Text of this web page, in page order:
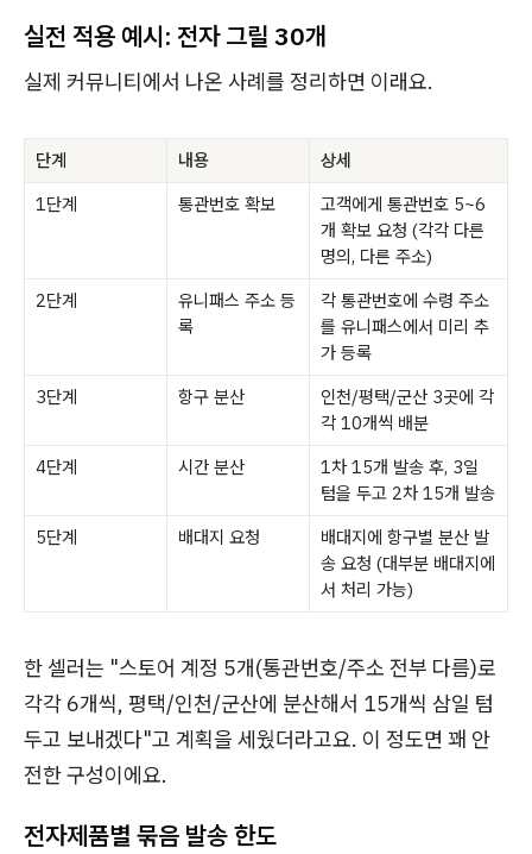
실전 적용 예시: 전자 그릴 30개
실제 커뮤니티에서 나온 사례를 정리하면 이래요.
단계 내용
상세
1단계
통관번호 확보
고객에게 통관번호 5~6
개 확보 요청 (각각 다른
명의, 다른 주소)
2단계
유니패스 주소 등
록
각 통관번호에 수령 주소
를 유니패스에서 미리 추
가 등록
3단계
항구 분산
인천/평택/군산 3곳에 각
각 10개씩 배분
4단계
시간 분산
1차 15개 발송 후, 3일
텀을 두고 2차 15개 발송
5단계
배대지 요청
배대지에 항구별 분산 발
송 요청 (대부분 배대지에
서 처리 가능)
한 셀러는 "스토어 계정 5개(통관번호/주소 전부 다름)로
각각 6개씩, 평택/인천/군산에 분산해서 15개씩 삼일 텀
두고 보내겠다"고 계획을 세웠더라고요. 이 정도면 꽤 안
전한 구성이에요.
전자제품별 묶음 발송 한도